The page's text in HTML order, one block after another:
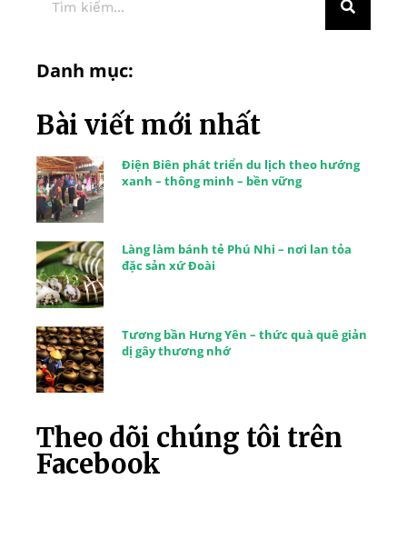
Danh mục:
Bài viết mới nhất
Điện Biên phát triển du lịch theo hướng
xanh – thông minh – bền vững
Làng làm bánh tẻ Phú Nhi – nơi lan tỏa
đặc sản xứ Đoài
Tương bần Hưng Yên – thức quà quê giản
dị gây thương nhớ
Theo dõi chúng tôi trên
Facebook